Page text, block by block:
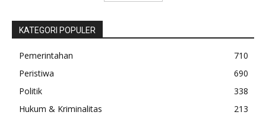
KATEGORI POPULER
Pemerintahan
710
Peristiwa
690
Politik
338
Hukum & Kriminalitas
213